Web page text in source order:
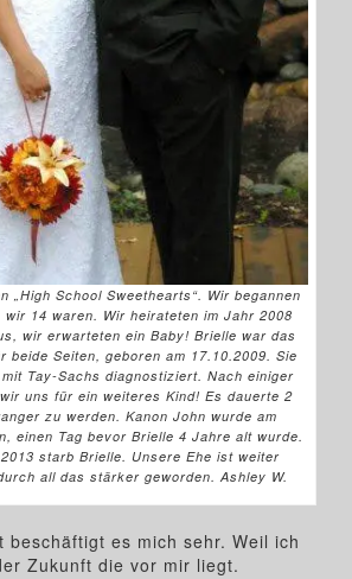
„High School Sweethearts“. Wir begannen
14 waren. Wir heirateten im Jahr 2008
wir erwarteten ein Baby! Brielle war das
beide Seiten, geboren am 17.10.2009. Sie
Tay-Sachs diagnostiziert. Nach einiger
uns für ein weiteres Kind! Es dauerte 2
zu werden. Kanon John wurde am
einen Tag bevor Brielle 4 Jahre alt wurde.
starb Brielle. Unsere Ehe ist weiter
all das stärker geworden. Ashley W.
beschäftigt es mich sehr. Weil ich
Zukunft die vor mir liegt.